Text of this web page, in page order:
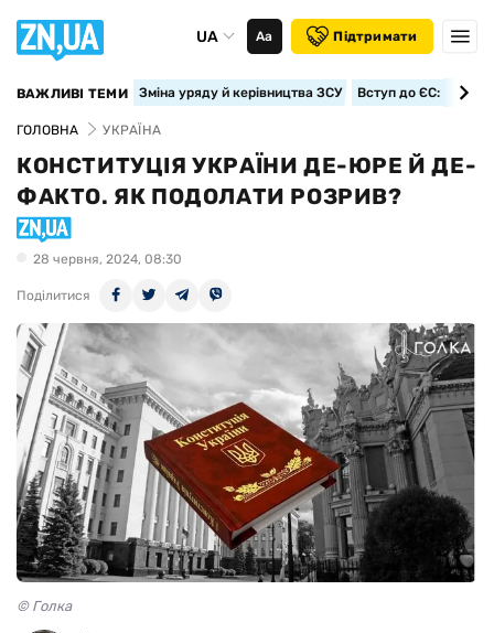
UA Аа Підтримати
ВАЖЛИВІ ТЕМИ Зміна уряду й керівництва ЗСУ Вступ до ЄС:
ГОЛОВНА УКРАЇНА
КОНСТИТУЦІЯ УКРАЇНИ ДЕ-ЮРЕ Й ДЕ-
ФАКТО. ЯК ПОДОЛАТИ РОЗРИВ?
28 червня, 2024, 08:30
Поділитися
© Голка